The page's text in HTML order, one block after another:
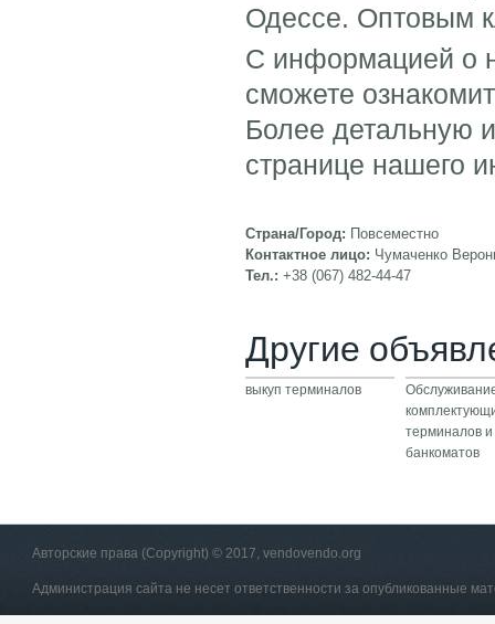
Одессе. Оптовым
С информацией о
сможете
Более детальную
странице нашего
Страна/Город: Повсеместно
Контактное лицо: Чумаченко
Тел.: +38 (067) 482-44-47
Другие
выкуп терминалов
терминалов и
банкоматов
Авторские права (Copyright) © 2017, vendovendo.org
Администрация сайта не несет ответственности за опубликованные